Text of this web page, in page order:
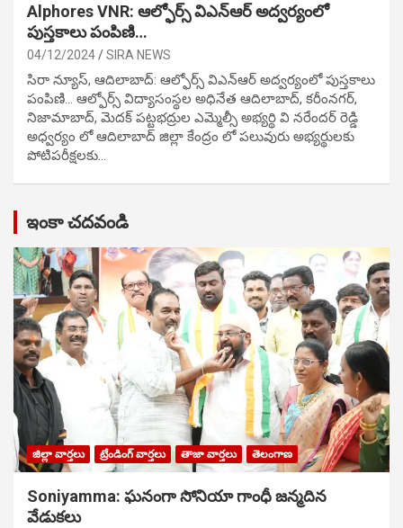
Alphores VNR: ఆల్ఫోర్స్ విఎన్ఆర్ అద్వర్యంలో
పుస్తకాలు పంపిణి…
04/12/2024 SIRA NEWS
సిరా న్యూస్, ఆదిలాబాద్: ఆల్ఫోర్స్ విఎన్ఆర్ అద్వర్యంలో పుస్తకాలు
పంపిణి… ఆల్ఫోర్స్ విద్యాసంస్థల అధినేత ఆదిలాబాద్, కరీంనగర్,
నిజామాబాద్, మెదక్ పట్టభద్రుల ఎమ్మెల్సీ అభ్యర్థి వి నరేందర్ రెడ్డి
అధ్వర్యం లో ఆదిలాబాద్ జిల్లా కేంద్రం లో పలువురు అభ్యర్థులకు
పోటిప‌రీక్ష‌ల‌కు…
ఇంకా చదవండి
జిల్లా వార్తలు ట్రేండింగ్ వార్తలు తాజా వార్తలు తెలంగాణ
Soniyamma: ఘ‌నంగా సోనియా గాంధీ జ‌న్మ‌దిన
వేడుక‌లు